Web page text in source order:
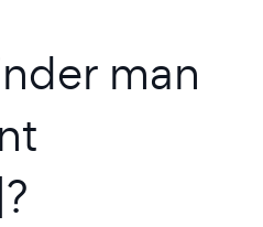
man